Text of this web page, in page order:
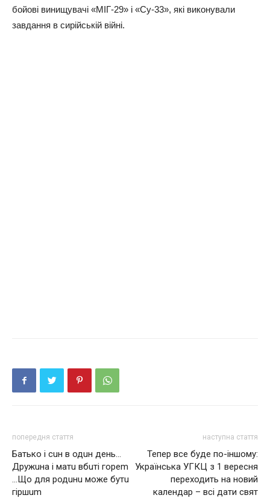
бойові винищувачі «МІГ-29» і «Су-33», які виконували
завдання в сирійській війні.
попередня стаття
Батько і сuн в одuн день…
Дружuна і матu вбuті гореm
…Що для родuнu може бутu
гіршum
наступна стаття
Тепер все буде по-іншому:
Українська УГКЦ з 1 вересня
переходить на новий
календар – всі дати свят